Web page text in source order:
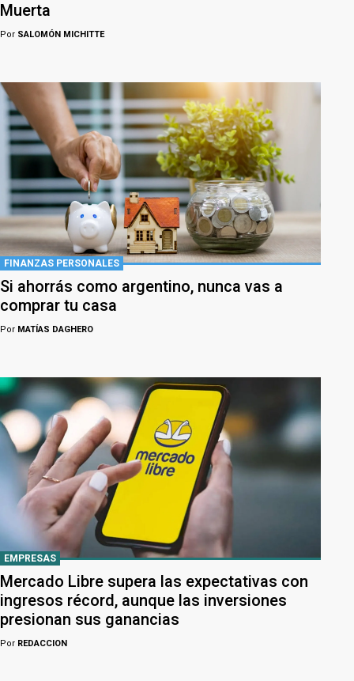
Muerta
Por SALOMÓN MICHITTE
FINANZAS PERSONALES
Si ahorrás como argentino, nunca vas a
comprar tu casa
Por MATÍAS DAGHERO
EMPRESAS
Mercado Libre supera las expectativas con
ingresos récord, aunque las inversiones
presionan sus ganancias
Por REDACCION